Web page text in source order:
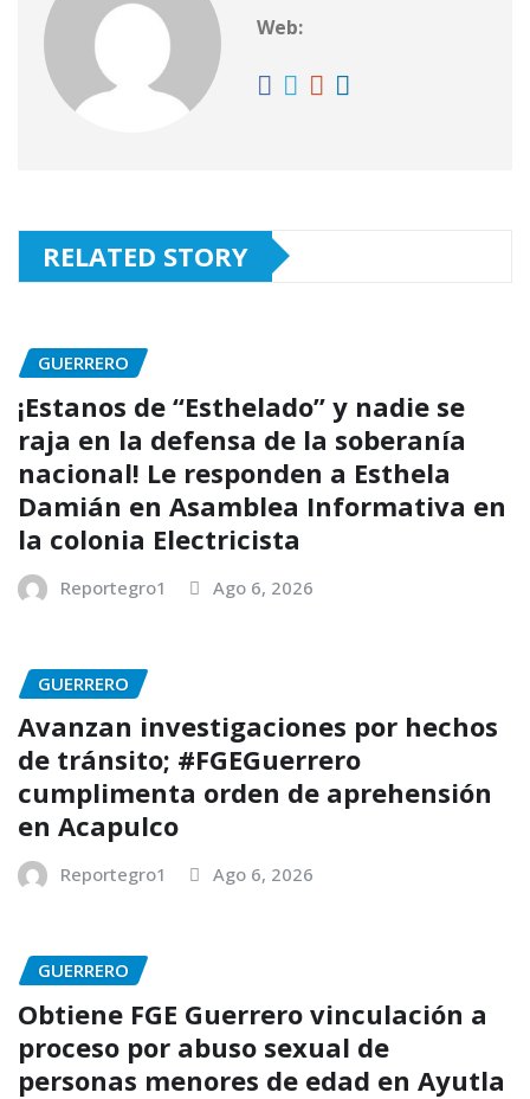
Web:
RELATED STORY
GUERRERO
¡Estanos de “Esthelado” y nadie se
raja en la defensa de la soberanía
nacional! Le responden a Esthela
Damián en Asamblea Informativa en
la colonia Electricista
Reportegro1 Ago 6, 2026
GUERRERO
Avanzan investigaciones por hechos
de tránsito; #FGEGuerrero
cumplimenta orden de aprehensión
en Acapulco
Reportegro1 Ago 6, 2026
GUERRERO
Obtiene FGE Guerrero vinculación a
proceso por abuso sexual de
personas menores de edad en Ayutla